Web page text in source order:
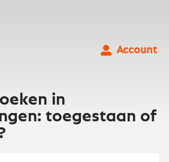
Account
in
toegestaan of